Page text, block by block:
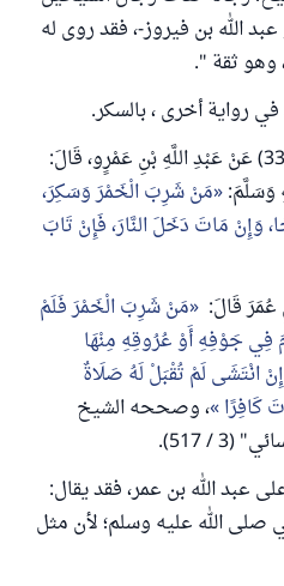
الله بن فيروز-، فقد روى له
وهو ثقة ".
رواية أخرى ، بالسكر.
ففي رواية عند ابن ماجه (3377) عَنْ عَبْدِ اللَّهِ بْنِ عَمْرٍو، قَالَ:
وَسَلَّمَ: مَنْ شَرِبَ الْخَمْرَ وَسَكِرَ،
وَإِنْ مَاتَ دَخَلَ النَّارَ، فَإِنْ تَابَ
مَنْ شَرِبَ الْخَمْرَ فَلَمْ
فِي جَوْفِهِ أَوْ عُرُوقِهِ مِنْهَا
انْتَشَى لَمْ تُقْبَلْ لَهُ صَلَاةٌ
كَافِرًا ، وصححه الشيخ
/ 517).
عبد الله بن عمر، فقد يقال:
صلى الله عليه وسلم؛ لأن مثل